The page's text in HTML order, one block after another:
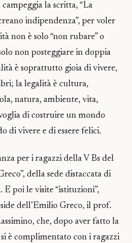
la scritta, “La
indipendenza”, per voler
non è solo “non rubare” o
non posteggiare in doppia
è soprattutto gioia di vivere,
la legalità è cultura,
natura, ambiente, vita,
di costruire un mondo
di vivere e di essere felici.
per i ragazzi della V Bs del
della sede distaccata di
E poi le visite “istituzioni”,
dell’Emilio Greco, il prof.
che, dopo aver fatto la
è complimentato con i ragazzi